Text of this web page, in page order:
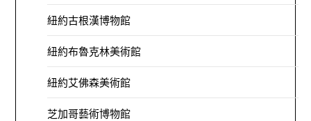
紐約古根漢博物館
紐約布魯克林美術館
紐約艾佛森美術館
芝加哥藝術博物館